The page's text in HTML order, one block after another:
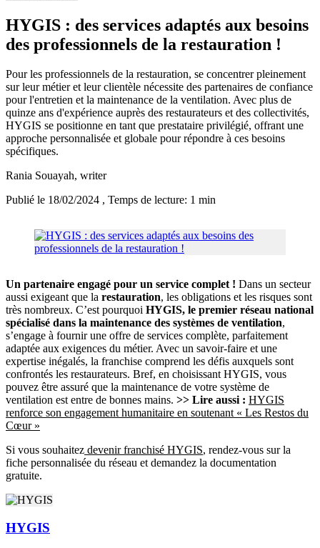
HYGIS : des services adaptés aux besoins
des professionnels de la restauration !
Pour les professionnels de la restauration, se concentrer pleinement
sur leur métier et leur clientèle nécessite des partenaires de confiance
pour l'entretien et la maintenance de la ventilation. Avec plus de
quinze ans d'expérience auprès des restaurateurs et des collectivités,
HYGIS se positionne en tant que prestataire privilégié, offrant une
approche personnalisée et globale pour répondre à ces besoins
spécifiques.
Rania Souayah, writer
Publié le 18/02/2024 , Temps de lecture: 1 min
Un partenaire engagé pour un service complet ! Dans un secteur
aussi exigeant que la restauration, les obligations et les risques sont
très nombreux. C’est pourquoi HYGIS, le premier réseau national
spécialisé dans la maintenance des systèmes de ventilation,
s’engage à fournir une offre de services complète, parfaitement
adaptée aux exigences du métier. Avec un savoir-faire et une
expertise inégalés, la franchise comprend les défis auxquels sont
confrontés les restaurateurs. Bref, en choisissant HYGIS, vous
pouvez être assuré que la maintenance de votre système de
ventilation est entre de bonnes mains. >> Lire aussi : HYGIS
renforce son engagement humanitaire en soutenant « Les Restos du
Cœur »
Si vous souhaitez devenir franchisé HYGIS, rendez-vous sur la
fiche personnalisée du réseau et demandez la documentation
gratuite.
HYGIS